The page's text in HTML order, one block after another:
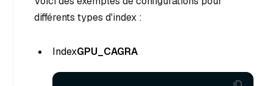
différents types d'index :
IndexGPU_CAGRA